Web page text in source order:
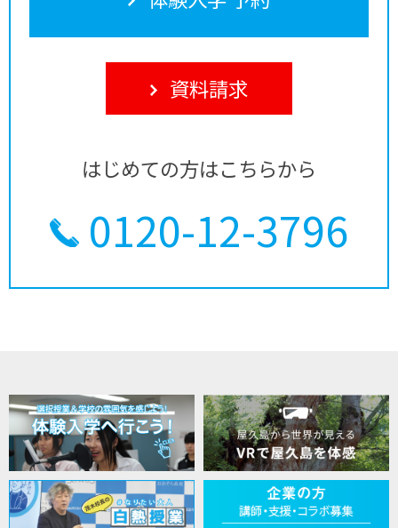
資料請求
はじめての方はこちらから
0120-12-3796